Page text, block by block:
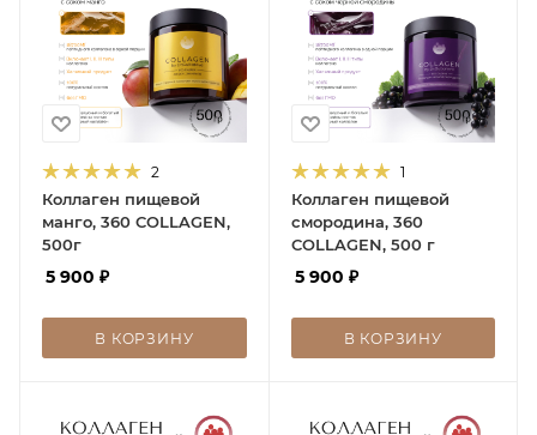
2
Коллаген пищевой
манго, 360 COLLAGEN,
500г
5 900 ₽
В КОРЗИНУ
1
Коллаген пищевой
смородина, 360
COLLAGEN, 500 г
5 900 ₽
В КОРЗИНУ